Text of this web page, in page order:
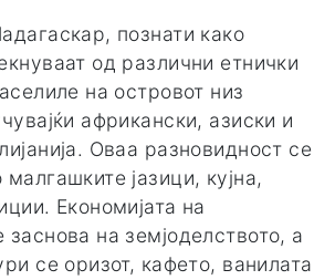
познати како
од различни етнички
на островот низ
африкански, азиски и
Оваа разновидност се
јазици, кујна,
Економијата на
на земјоделството, а
се оризот, кафето, ванилата